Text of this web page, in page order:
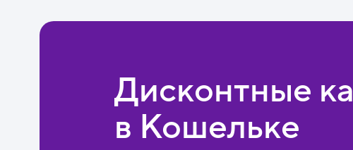
Дисконтные
в Кошельке